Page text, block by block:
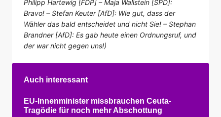
Philipp Hartewig [FDP] – Maja Wallstein [SPD]:
Bravo! – Stefan Keuter [AfD]: Wie gut, dass der
Wähler das bald entscheidet und nicht Sie! – Stephan
Brandner [AfD]: Es gab heute einen Ordnungsruf, und
der war nicht gegen uns!)
Auch interessant
EU-Innenminister missbrauchen Ceuta-
Tragödie für noch mehr Abschottung